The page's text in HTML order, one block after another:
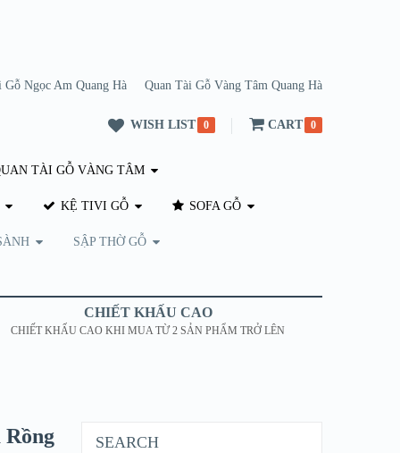
Gỗ Ngọc Am Quang Hà Quan Tài Gỗ Vàng Tâm Quang Hà
WISH LIST 0 CART 0
TÀI GỖ VÀNG TÂM
KỆ TIVI GỖ SOFA GỖ
SẬP THỜ GỖ
CHIẾT KHẤU CAO
CHIẾT KHẤU CAO KHI MUA TỪ 2 SẢN PHẨM TRỞ LÊN
SEARCH